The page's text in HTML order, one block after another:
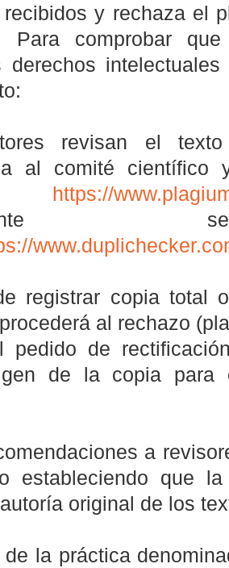
recibidos y rechaza el
Para comprobar
derechos
revisan el texto
al comité científico
https://
registrar copia total
al rechazo
pedido de
de la copia para
a
estableciendo que
original de los
la práctica